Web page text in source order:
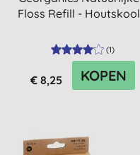
Floss Refill - Houtskool
(1)
€ 8,25 KOPEN